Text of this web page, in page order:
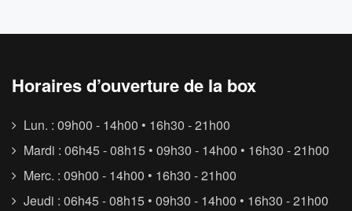
Horaires d’ouverture de la box
Lun. : 09h00 - 14h00 • 16h30 - 21h00
Mardi : 06h45 - 08h15 • 09h30 - 14h00 • 16h30 - 21h00
Merc. : 09h00 - 14h00 • 16h30 - 21h00
Jeudi : 06h45 - 08h15 • 09h30 - 14h00 • 16h30 - 21h00